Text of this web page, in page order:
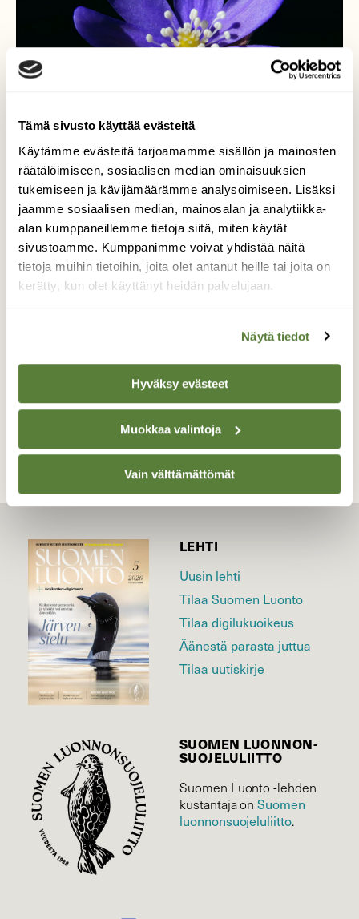
Tämä sivusto käyttää evästeitä
Käytämme evästeitä tarjoamamme sisällön ja mainosten
räätälöimiseen, sosiaalisen median ominaisuuksien
tukemiseen ja kävijämäärämme analysoimiseen. Lisäksi
jaamme sosiaalisen median, mainosalan ja analytiikka-
alan kumppaneillemme tietoja siitä, miten käytät
sivustoamme. Kumppanimme voivat yhdistää näitä
tietoja muihin tietoihin, joita olet antanut heille tai joita on
kerätty, kun olet käyttänyt heidän palvelujaan.
Näytä tiedot
Hyväksy evästeet
Muokkaa valintoja
Vain välttämättömät
Sininen
Vuokkojen kausi on alkanut, sinivuokko
ensimmäisenä.
Valokuvaaja: Kari Saarinen, Lempäälä 17.4.2019
LEHTI
Uusin lehti
Tilaa Suomen Luonto
Tilaa digilukuoikeus
Äänestä parasta juttua
Tilaa uutiskirje
SUOMEN LUONNON­
SUOJELU­LIITTO
Suomen Luonto -lehden
kustantaja onSuomen
luonnonsuojelu­liitto.